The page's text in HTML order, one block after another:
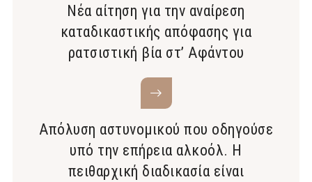
Νέα αίτηση για την αναίρεση
καταδικαστικής απόφασης για
ρατσιστική βία στ’ Αφάντου
Απόλυση αστυνομικού που οδηγούσε
υπό την επήρεια αλκοόλ. Η
πειθαρχική διαδικασία είναι